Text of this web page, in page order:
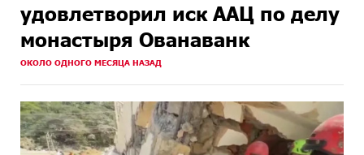
удовлетворил иск ААЦ по делу
монастыря Ованаванк
ОКОЛО ОДНОГО МЕСЯЦА НАЗАД